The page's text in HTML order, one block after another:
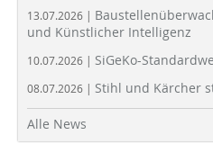
13.07.2026 |
und Künstlicher Intelligenz
10.07.2026 | SiGeKo-
08.07.2026 | Stihl und Kärcher
Alle News